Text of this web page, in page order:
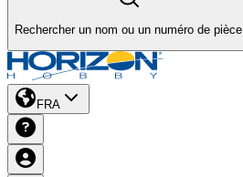
Rechercher un nom ou un numéro de pièce
FRA